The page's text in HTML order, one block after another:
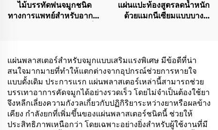
ไม้บรรทัดพ่นจมูกชนิด
ทางการแพทย์สำหรับอาการ
แผ่นแปะท้องสูตรลดน้ำหนัก
ด้วยแมกนีเซียมแบบบาง
แผ่นพลาสเตอร์สำหรับจมูกแบบเสริมแรงพิเศษ มีข้อดีที่น่า
สนใจมากมายที่ทำให้แตกต่างจากอุปกรณ์ช่วยการหายใจ
แบบดั้งเดิม ประการแรก แผ่นพลาสเตอร์เหล่านี้สามารถช่วย
บรรเทาอาการคัดจมูกได้อย่างรวดเร็ว โดยไม่จำเป็นต้องใช้ยา
จึงหลีกเลี่ยงความกังวลเกี่ยวกับปฏิกิริยาระหว่างยาหรือผลข้าง
เคียง กำลังยกที่เพิ่มขึ้นของแผ่นพลาสเตอร์ชนิดนี้ ช่วยให้
ประสิทธิภาพเหนือกว่า โดยเฉพาะอย่างยิ่งสำหรับผู้ใช้งานที่มี